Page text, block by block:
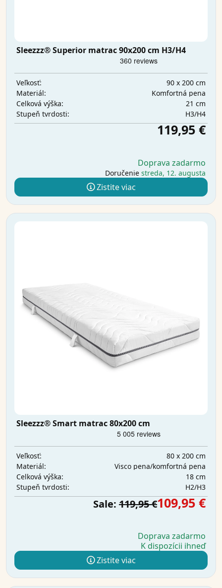
Sleezzz® Superior matrac 90x200 cm H3/H4
Veľkosť:
90 x 200 cm
Materiál:
Komfortná pena
Celková výška:
21 cm
Stupeň tvrdosti:
H3/H4
119,95 €
Doprava zadarmo
Doručenie streda, 12. augusta
Zistite viac
Sleezzz® Smart matrac 80x200 cm
Veľkosť:
80 x 200 cm
Materiál:
Visco pena/komfortná pena
Celková výška:
18 cm
Stupeň tvrdosti:
H2/H3
Sale: 119,95 €109,95 €
Doprava zadarmo
K dispozícii ihneď
Zistite viac